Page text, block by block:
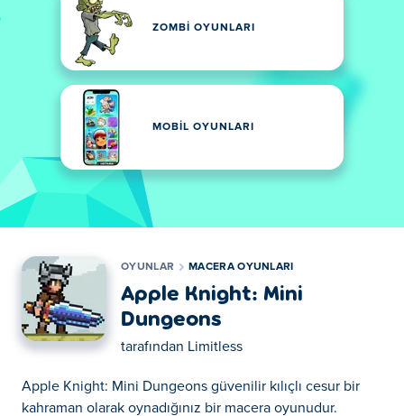
ZOMBI OYUNLARI
MOBIL OYUNLARI
OYUNLAR MACERA OYUNLARI
Apple Knight: Mini
Dungeons
tarafından Limitless
Apple Knight: Mini Dungeons güvenilir kılıçlı cesur bir
kahraman olarak oynadığınız bir macera oyunudur.